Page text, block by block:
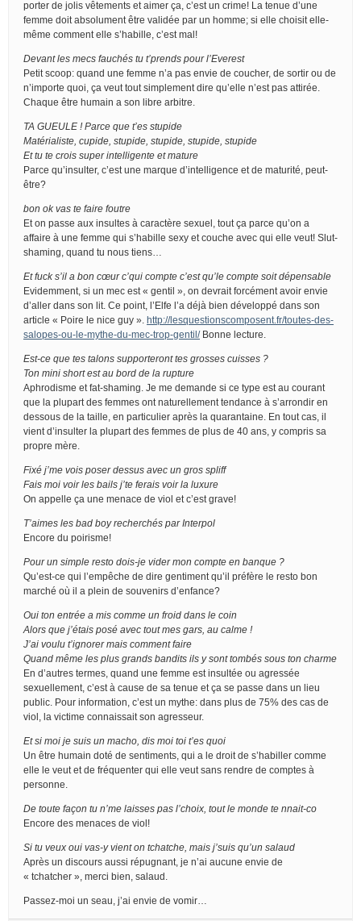
porter de jolis vêtements et aimer ça, c’est un crime! La tenue d’une
femme doit absolument être validée par un homme; si elle choisit elle-
même comment elle s’habille, c’est mal!
Devant les mecs fauchés tu t’prends pour l’Everest
Petit scoop: quand une femme n’a pas envie de coucher, de sortir ou de
n’importe quoi, ça veut tout simplement dire qu’elle n’est pas attirée.
Chaque être humain a son libre arbitre.
TA GUEULE ! Parce que t’es stupide
Matérialiste, cupide, stupide, stupide, stupide, stupide
Et tu te crois super intelligente et mature
Parce qu’insulter, c’est une marque d’intelligence et de maturité, peut-
être?
bon ok vas te faire foutre
Et on passe aux insultes à caractère sexuel, tout ça parce qu’on a
affaire à une femme qui s’habille sexy et couche avec qui elle veut! Slut-
shaming, quand tu nous tiens…
Et fuck s’il a bon cœur c’qui compte c’est qu’le compte soit dépensable
Evidemment, si un mec est « gentil », on devrait forcément avoir envie
d’aller dans son lit. Ce point, l’Elfe l’a déjà bien développé dans son
article « Poire le nice guy ». http://lesquestionscomposent.fr/toutes-des-
salopes-ou-le-mythe-du-mec-trop-gentil/Bonne lecture.
Est-ce que tes talons supporteront tes grosses cuisses ?
Ton mini short est au bord de la rupture
Aphrodisme et fat-shaming. Je me demande si ce type est au courant
que la plupart des femmes ont naturellement tendance à s’arrondir en
dessous de la taille, en particulier après la quarantaine. En tout cas, il
vient d’insulter la plupart des femmes de plus de 40 ans, y compris sa
propre mère.
Fixé j’me vois poser dessus avec un gros spliff
Fais moi voir les bails j’te ferais voir la luxure
On appelle ça une menace de viol et c’est grave!
T’aimes les bad boy recherchés par Interpol
Encore du poirisme!
Pour un simple resto dois-je vider mon compte en banque ?
Qu’est-ce qui l’empêche de dire gentiment qu’il préfère le resto bon
marché où il a plein de souvenirs d’enfance?
Oui ton entrée a mis comme un froid dans le coin
Alors que j’étais posé avec tout mes gars, au calme !
J’ai voulu t’ignorer mais comment faire
Quand même les plus grands bandits ils y sont tombés sous ton charme
En d’autres termes, quand une femme est insultée ou agressée
sexuellement, c’est à cause de sa tenue et ça se passe dans un lieu
public. Pour information, c’est un mythe: dans plus de 75% des cas de
viol, la victime connaissait son agresseur.
Et si moi je suis un macho, dis moi toi t’es quoi
Un être humain doté de sentiments, qui a le droit de s’habiller comme
elle le veut et de fréquenter qui elle veut sans rendre de comptes à
personne.
De toute façon tu n’me laisses pas l’choix, tout le monde te nnait-co
Encore des menaces de viol!
Si tu veux oui vas-y vient on tchatche, mais j’suis qu’un salaud
Après un discours aussi répugnant, je n’ai aucune envie de
« tchatcher », merci bien, salaud.
Passez-moi un seau, j’ai envie de vomir…